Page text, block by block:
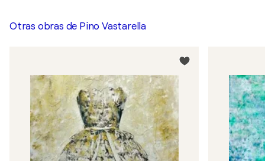
Otras obras de Pino Vastarella